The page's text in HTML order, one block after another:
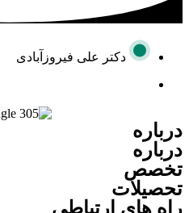
دکتر علی فیروز‌آبادی
درباره
درباره
تخصص
تحصیلات
راه های ارتباطی